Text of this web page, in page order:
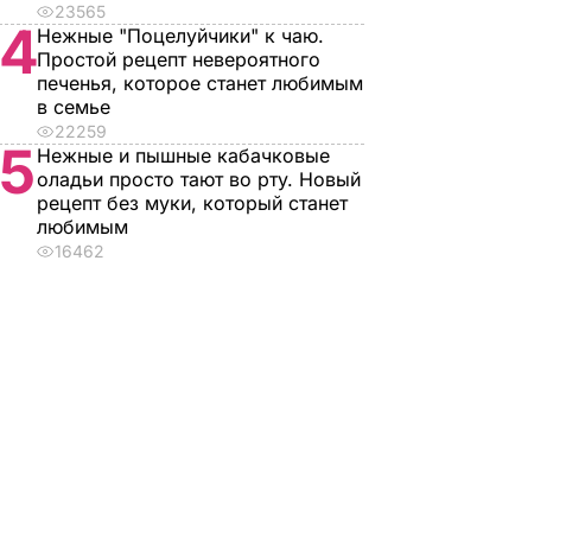
23565
4Нежные "Поцелуйчики" к чаю.
Простой рецепт невероятного
печенья, которое станет любимым
в семье
22259
5 Нежные и пышные кабачковые
оладьи просто тают во рту. Новый
рецепт без муки, который станет
любимым
16462